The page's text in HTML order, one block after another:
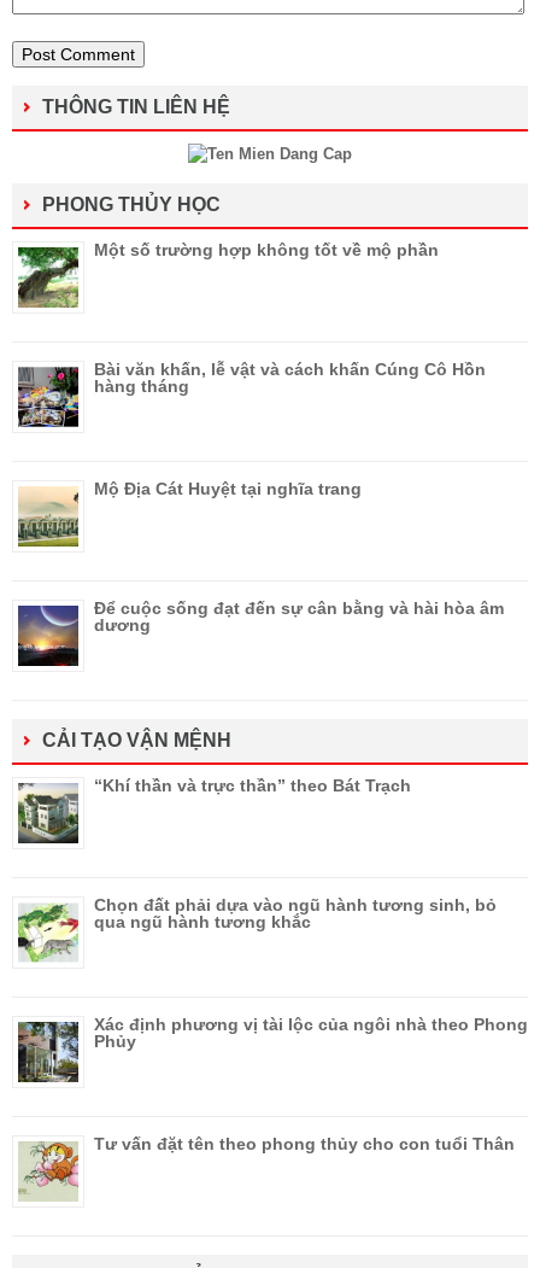
THÔNG TIN LIÊN HỆ
PHONG THỦY HỌC
Một số trường hợp không tốt về mộ phần
Bài văn khấn, lễ vật và cách khấn Cúng Cô Hồn
hàng tháng
Mộ Địa Cát Huyệt tại nghĩa trang
Để cuộc sống đạt đến sự cân bằng và hài hòa âm
dương
CẢI TẠO VẬN MỆNH
“Khí thần và trực thần” theo Bát Trạch
Chọn đất phải dựa vào ngũ hành tương sinh, bỏ
qua ngũ hành tương khắc
Xác định phương vị tài lộc của ngôi nhà theo Phong
Phủy
Tư vấn đặt tên theo phong thủy cho con tuổi Thân